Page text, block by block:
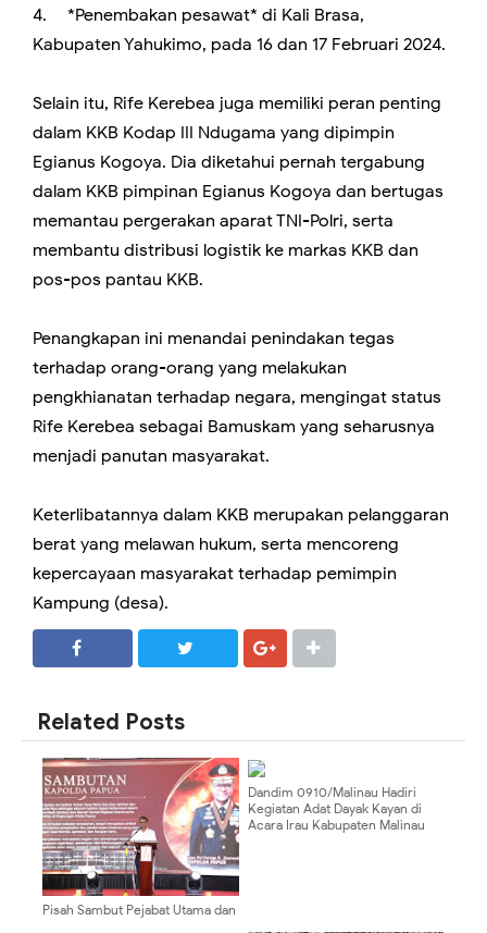
4.
*Penembakan pesawat* di Kali Brasa,
Kabupaten Yahukimo, pada 16 dan 17 Februari 2024.
Selain itu, Rife Kerebea juga memiliki peran penting
dalam KKB Kodap III Ndugama yang dipimpin
Egianus Kogoya. Dia diketahui pernah tergabung
dalam KKB pimpinan Egianus Kogoya dan bertugas
memantau pergerakan aparat TNI-Polri, serta
membantu distribusi logistik ke markas KKB dan
pos-pos pantau KKB.
Penangkapan ini menandai penindakan tegas
terhadap orang-orang yang melakukan
pengkhianatan terhadap negara, mengingat status
Rife Kerebea sebagai Bamuskam yang seharusnya
menjadi panutan masyarakat.
Keterlibatannya dalam KKB merupakan pelanggaran
berat yang melawan hukum, serta mencoreng
kepercayaan masyarakat terhadap pemimpin
Kampung (desa).
Related Posts
Pisah Sambut Pejabat Utama dan
Dandim 0910/Malinau Hadiri
Kegiatan Adat Dayak Kayan di
Acara Irau Kabupaten Malinau